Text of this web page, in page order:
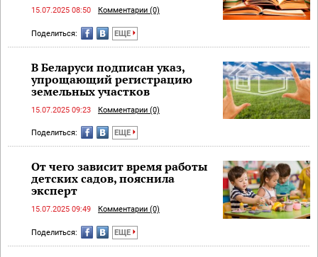
15.07.2025 08:50 Комментарии (0)
Поделиться: ЕЩЕ
В Беларуси подписан указ,
упрощающий регистрацию
земельных участков
15.07.2025 09:23 Комментарии (0)
Поделиться: ЕЩЕ
От чего зависит время работы
детских садов, пояснила
эксперт
15.07.2025 09:49 Комментарии (0)
Поделиться: ЕЩЕ